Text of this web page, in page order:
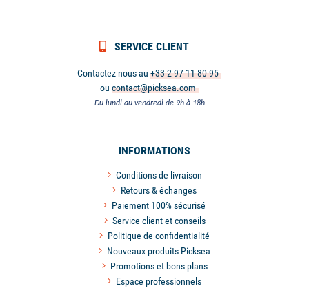
SERVICE CLIENT
Contactez nous au +33 2 97 11 80 95
ou contact@picksea.com
Du lundi au vendredi de 9h à 18h
INFORMATIONS
Conditions de livraison
Retours & échanges
Paiement 100% sécurisé
Service client et conseils
Politique de confidentialité
Nouveaux produits Picksea
Promotions et bons plans
Espace professionnels